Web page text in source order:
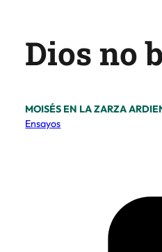
Dios no
MOISÉS EN LA ZARZA
Ensayos